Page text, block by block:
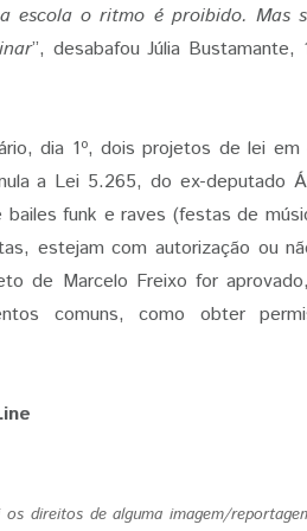
escola o ritmo é proibido. Mas
”, desabafou Júlia
dia 1º, dois projetos de lei
a Lei 5.265, do ex-deputado
funk e raves (festas de
estejam com autorização ou
de Marcelo Freixo for
comuns, como obter
direitos de alguma imagem/